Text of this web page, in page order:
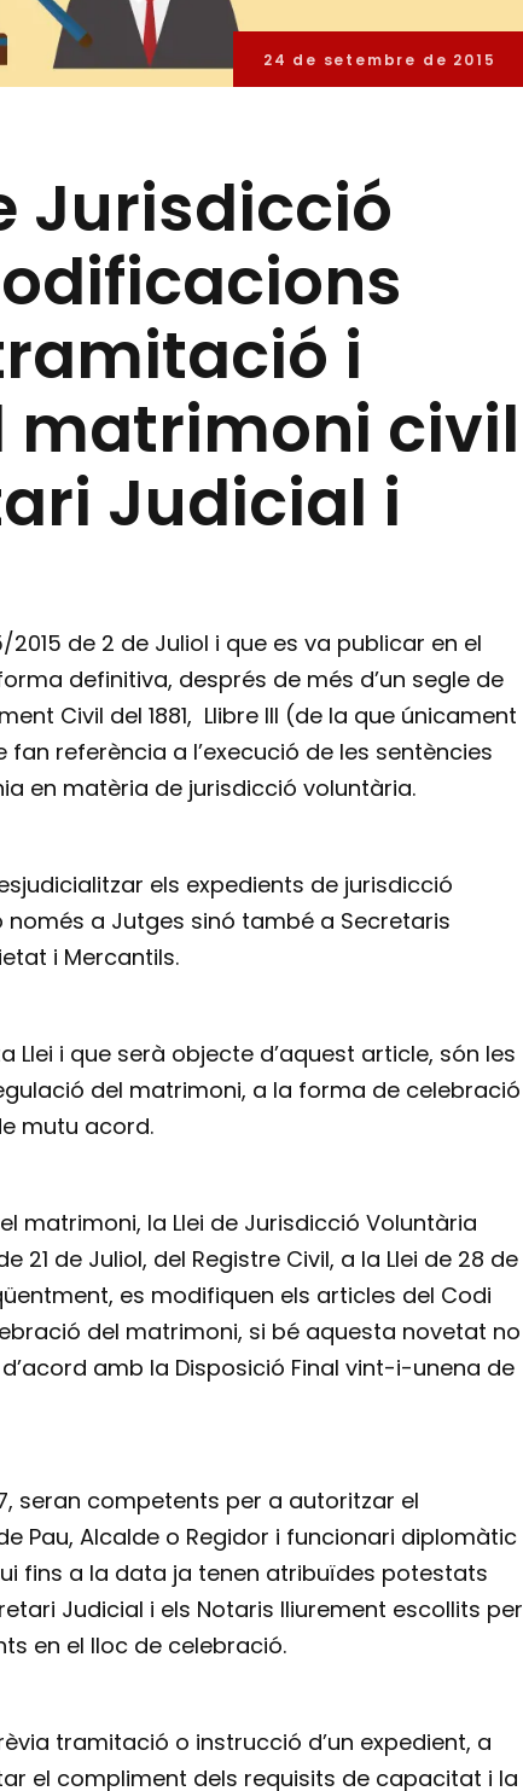
24 de setembre de 2015
Jurisdicció
i
matrimoni civil
Judicial i
de 2 de Juliol i que es va publicar en el
definitiva, després de més d’un segle de
Civil del 1881, Llibre III (de la que únicament
referència a l’execució de les sentències
en matèria de jurisdicció voluntària.
els expedients de jurisdicció
a Jutges sinó també a Secretaris
i Mercantils.
i que serà objecte d’aquest article, són les
del matrimoni, a la forma de celebració
mutu acord.
matrimoni, la Llei de Jurisdicció Voluntària
21 de Juliol, del Registre Civil, a la Llei de 28 de
es modifiquen els articles del Codi
del matrimoni, si bé aquesta novetat no
amb la Disposició Final vint-i-unena de
seran competents per a autoritzar el
Pau, Alcalde o Regidor i funcionari diplomàtic
fins a la data ja tenen atribuïdes potestats
Judicial i els Notaris lliurement escollits per
en el lloc de celebració.
tramitació o instrucció d’un expedient, a
el compliment dels requisits de capacitat i la